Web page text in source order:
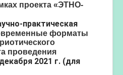
проекта «ЭТНО-
практическая
форматы
проведения
2021 г. (для